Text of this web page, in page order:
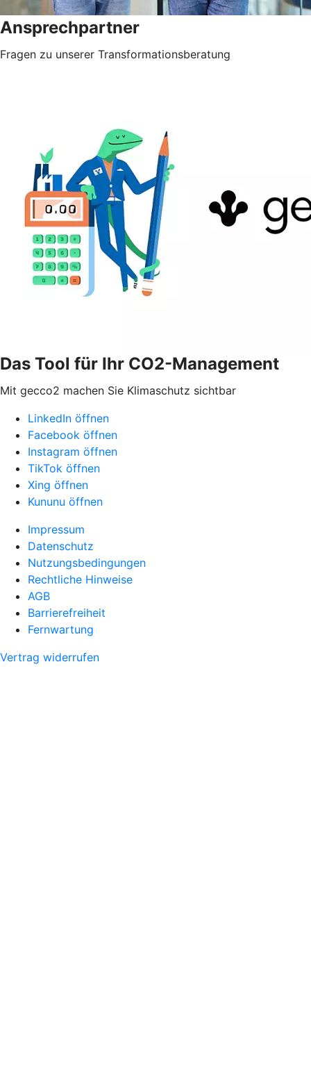
Ansprechpartner
Fragen zu unserer Transformationsberatung
Das Tool für Ihr CO2-Management
Mit gecco2 machen Sie Klimaschutz sichtbar
LinkedIn öffnen
Facebook öffnen
Instagram öffnen
TikTok öffnen
Xing öffnen
Kununu öffnen
Impressum
Datenschutz
Nutzungsbedingungen
Rechtliche Hinweise
AGB
Barrierefreiheit
Fernwartung
Vertrag widerrufen